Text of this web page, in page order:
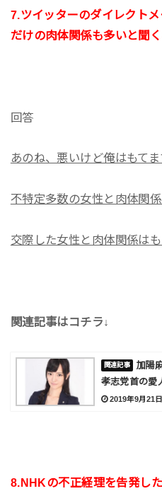
7.ツイッターのダイレクト
だけの肉体関係も多いと聞
回答
あのね、悪いけど俺はもてま
不特定多数の女性と肉体関係
交際した女性と肉体関係はも
関連記事はコチラ↓
加陽
孝志党首の愛
2019年9月21日
8.NHKの不正経理を告発し